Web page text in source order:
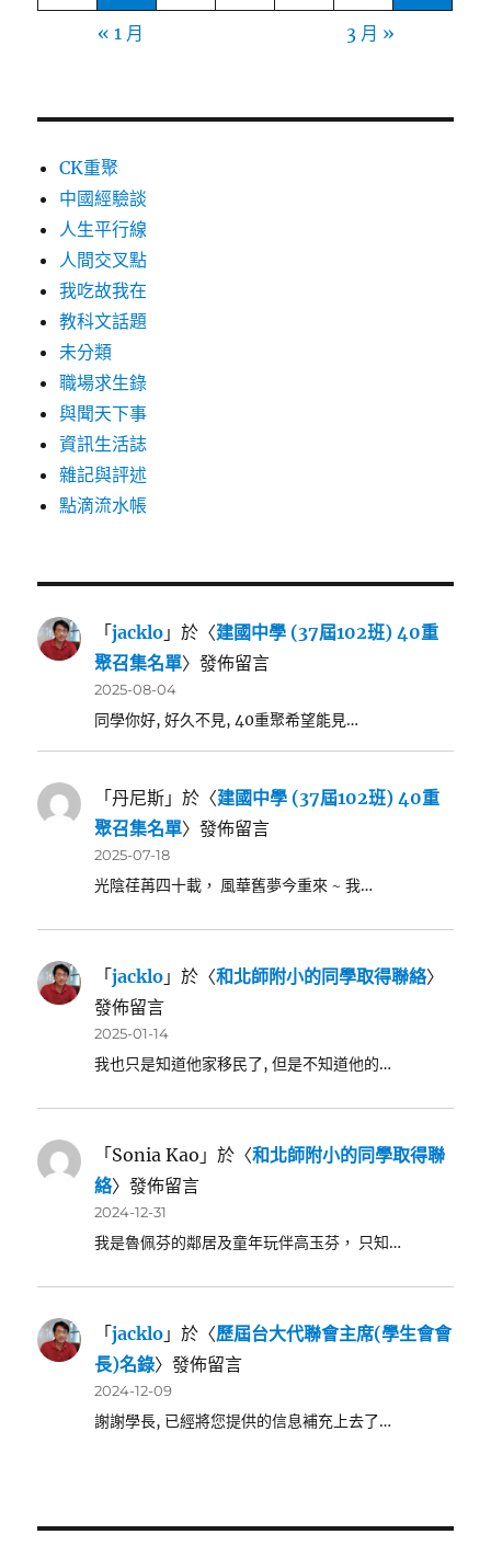
« 1 月 3 月 »
CK重聚
中國經驗談
人生平行線
人間交叉點
我吃故我在
教科文話題
未分類
職場求生錄
與聞天下事
資訊生活誌
雜記與評述
點滴流水帳
「jacklo 」於〈建國中學 (37屆102班) 40重
聚召集名單〉發佈留言
2025-08-04
同學你好, 好久不見, 40重聚希望能見…
「丹尼斯 」於〈建國中學 (37屆102班) 40重
聚召集名單〉發佈留言
2025-07-18
光陰荏苒四十載， 風華舊夢今重來 ~ 我…
「jacklo 」於〈和北師附小的同學取得聯絡〉
發佈留言
2025-01-14
我也只是知道他家移民了, 但是不知道他的…
「Sonia Kao 」於〈和北師附小的同學取得聯
絡〉發佈留言
2024-12-31
我是魯佩芬的鄰居及童年玩伴高玉芬， 只知…
「jacklo 」於〈歷屆台大代聯會主席(學生會會
長)名錄〉發佈留言
2024-12-09
謝謝學長, 已經將您提供的信息補充上去了…